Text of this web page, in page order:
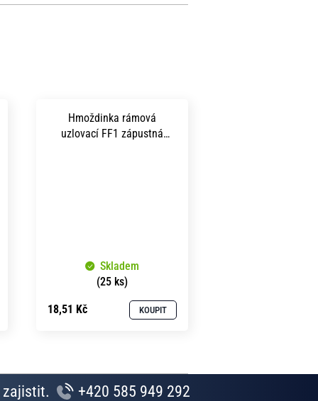
Hmoždinka rámová
uzlovací FF1 zápustná
Skladem
(25 ks)
18,51 Kč KOUPIT
zajistit. +420 585 949 292